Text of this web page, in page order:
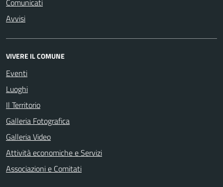
Comunicati
Avvisi
VIVERE IL COMUNE
Eventi
Luoghi
Il Territorio
Galleria Fotografica
Galleria Video
Attività economiche e Servizi
Associazioni e Comitati